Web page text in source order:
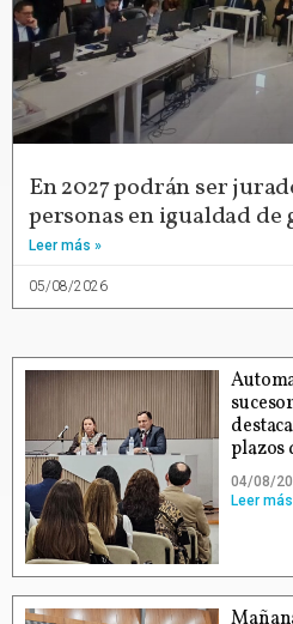
En 2027 podrán ser
personas en igualdad de
Leer más »
05/08/2026
plazos
04/08/
Leer